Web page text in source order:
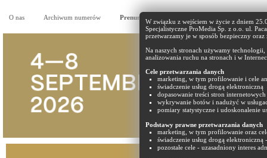
W związku z wejściem w życie z dniem
Specjalistyczne ProMedia Sp. z o.o. ul.
przetwarzamy je w sposób bezpieczny
Na naszych stronach używamy
analizowania ruchu na stronach i w
Cele przetwarzania danych
marketing, w tym profilowanie i cele
świadczenie usług drogą elektroniczną
dopasowanie treści stron
wykrywanie botów i nadużyć w
pomiary statystyczne i udoskonalenie
Podstawy prawne przetwarzania danych
marketing, w tym profilowanie oraz
świadczenie usług drogą elektroniczną
pozostałe cele - uzasadniony interes
O nas Archiwum numerów Prenumerata